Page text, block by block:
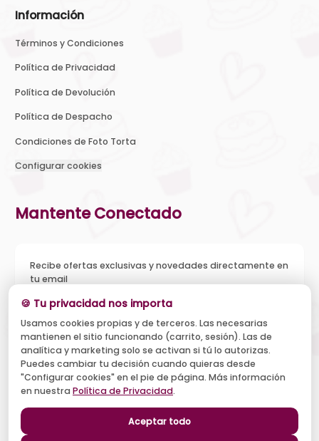
Información
Términos y Condiciones
Política de Privacidad
Política de Devolución
Política de Despacho
Condiciones de Foto Torta
Configurar cookies
Mantente Conectado
Recibe ofertas exclusivas y novedades directamente en
tu email
Acepto recibir novedades y ofertas, y el tratamiento de mi
email según la Política de Privacidad . Puedo darme de baja
cuando quiera.
Suscribirse
🍪 Tu privacidad nos importa
Usamos cookies propias y de terceros. Las necesarias
mantienen el sitio funcionando (carrito, sesión). Las de
analítica y marketing solo se activan si tú lo autorizas.
Puedes cambiar tu decisión cuando quieras desde
"Configurar cookies" en el pie de página. Más información
en nuestra Política de Privacidad.
Aceptar todo